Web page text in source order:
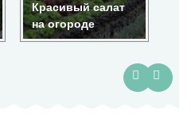
Красивый салат
на огороде